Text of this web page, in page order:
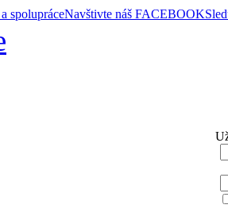
spolupráceNavštivte náš FACEBOOK